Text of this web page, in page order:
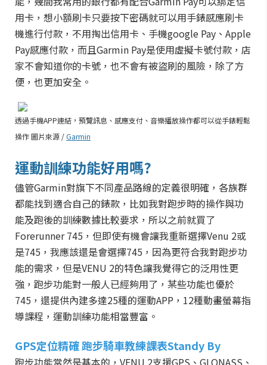
用卡，想小額刷卡只要按下密碼就可以用手錶感應刷卡
機進行付款，不用掏出信用卡、手機google Pay、Apple
Pay感應付款，而且Garmin Pay是使用虛擬卡號付款，店
家不會知道你的卡號，也不會有被盜刷的風險，除了方
便，也更加安全。
透過手機APP連結，預覽訊息、感應支付、音樂播放操作都可以從手錶輕鬆
操作 圖片來源 /Garmin
運動訓練功能好用嗎?
儘管Garmin對旗下不同產品路線的定義很明確，各族群
都能找到適合自己的錶款，比如我對跑步時的操作與功
能及跑後的訓練數據比較要求，所以之前就買了
Forerunner 745，但即使有機會讓我重新選擇Venu 2或
是745，我應該還是會選擇745，因為更符合我對跑步功
能的需求，但是VENU 2的特色讓我覺得它的泛用性更
強，跑步功能對一般人已經夠用了，某些功能也優於
745，還提供內建多達25種的運動APP，12種動畫螢幕指
導課程，運動訓練功能相當豐富。
GPS定位精確 跑步騎車教練課表Standy By
跑步功能當然是基本的， VENU 2支援GPS、GLONASS、